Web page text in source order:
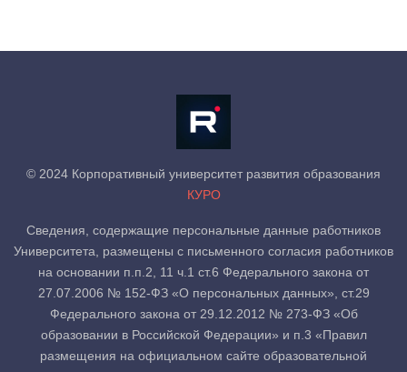
© 2024 Корпоративный университет развития образования
КУРО
Сведения, содержащие персональные данные работников
Университета, размещены с письменного согласия работников
на основании п.п.2, 11 ч.1 ст.6 Федерального закона от
27.07.2006 № 152-ФЗ «О персональных данных», ст.29
Федерального закона от 29.12.2012 № 273-ФЗ «Об
образовании в Российской Федерации» и п.3 «Правил
размещения на официальном сайте образовательной